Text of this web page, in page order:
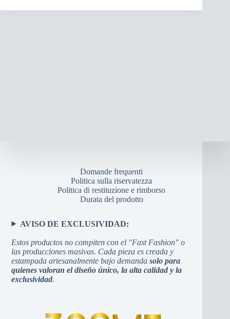
Domande frequenti
Politica sulla riservatezza
Politica di restituzione e rimborso
Durata del prodotto
AVISO DE EXCLUSIVIDAD:
Estos productos no compiten con el "Fast Fashion" o
las producciones masivas. Cada pieza es creada y
estampada artesanalmente bajo demandasolo para
quienes valoran el diseño único, la alta calidad y la
exclusividad.